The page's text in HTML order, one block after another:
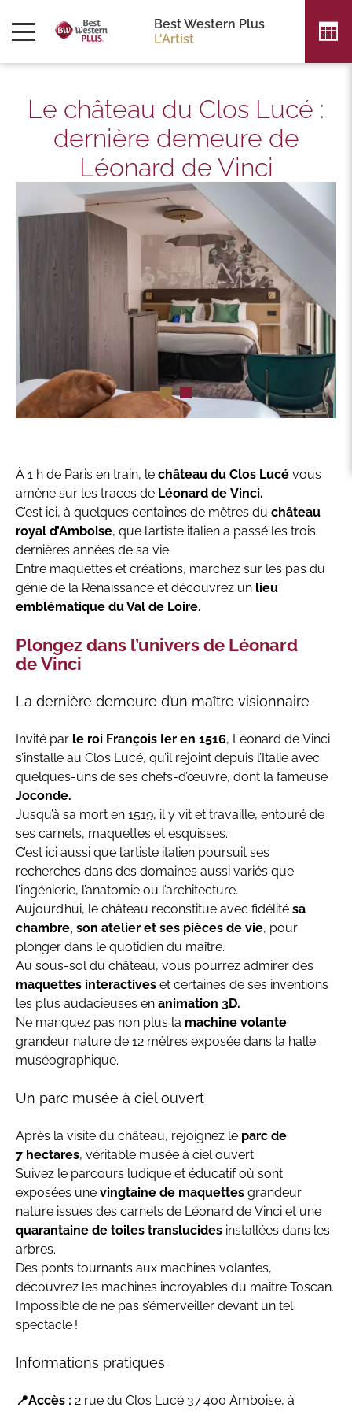
Best Western Plus
L'Artist
Le château du Clos Lucé :
dernière demeure de
Léonard de Vinci
À 1 h de Paris en train, le château du Clos Lucé vous
amène sur les traces de Léonard de Vinci.
C’est ici, à quelques centaines de mètres du château
royal d’Amboise, que l’artiste italien a passé les trois
dernières années de sa vie.
Entre maquettes et créations, marchez sur les pas du
génie de la Renaissance et découvrez un lieu
emblématique du Val de Loire.
Plongez dans l’univers de Léonard
de Vinci
La dernière demeure d’un maître visionnaire
Invité par le roi François Ier en 1516, Léonard de Vinci
s’installe au Clos Lucé, qu’il rejoint depuis l’Italie avec
quelques-uns de ses chefs-d’œuvre, dont la fameuse
Joconde.
Jusqu’à sa mort en 1519, il y vit et travaille, entouré de
ses carnets, maquettes et esquisses.
C’est ici aussi que l’artiste italien poursuit ses
recherches dans des domaines aussi variés que
l’ingénierie, l’anatomie ou l’architecture.
Aujourd’hui, le château reconstitue avec fidélité sa
chambre, son atelier et ses pièces de vie, pour
plonger dans le quotidien du maître.
Au sous-sol du château, vous pourrez admirer des
maquettes interactives et certaines de ses inventions
les plus audacieuses en animation 3D.
Ne manquez pas non plus la machine volante
grandeur nature de 12 mètres exposée dans la halle
muséographique.
Un parc musée à ciel ouvert
Après la visite du château, rejoignez le parc de
7 hectares, véritable musée à ciel ouvert.
Suivez le parcours ludique et éducatif où sont
exposées une vingtaine de maquettes grandeur
nature issues des carnets de Léonard de Vinci et une
quarantaine de toiles translucides installées dans les
arbres.
Des ponts tournants aux machines volantes,
découvrez les machines incroyables du maître Toscan.
Impossible de ne pas s’émerveiller devant un tel
spectacle !
Informations pratiques
📍Accès : 2 rue du Clos Lucé 37 400 Amboise, à